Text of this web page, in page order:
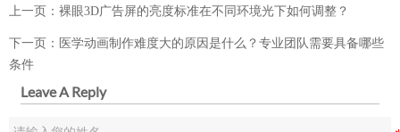
上一页： 裸眼3D广告屏的亮度标准在不同环境光下如何调整？
下一页： 医学动画制作难度大的原因是什么？专业团队需要具备哪些
条件
Leave A Reply